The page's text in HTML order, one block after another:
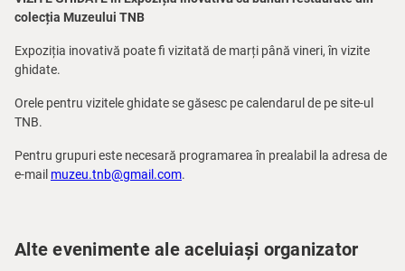
colecția Muzeului TNB
Expoziția inovativă poate fi vizitată de marți până vineri, în vizite
ghidate.
Orele pentru vizitele ghidate se găsesc pe calendarul de pe site-ul
TNB.
Pentru grupuri este necesară programarea în prealabil la adresa de
e-mail muzeu.tnb@gmail.com.
Alte evenimente ale aceluiași organizator